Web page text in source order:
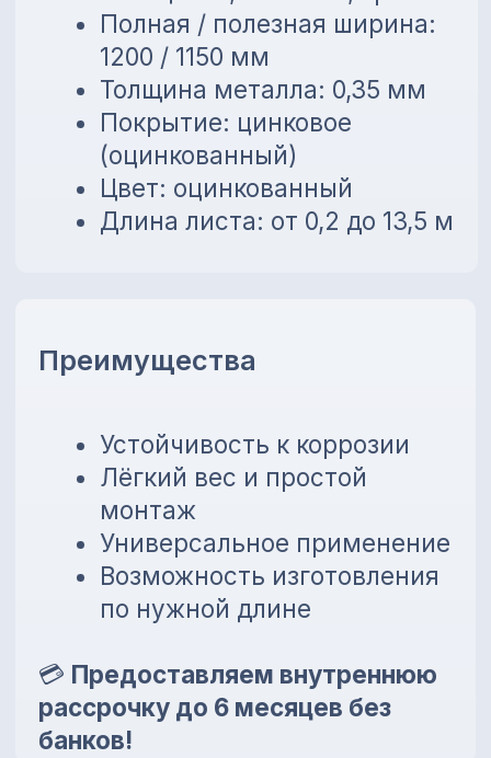
монтаж
Универсальное применение
Возможность изготовления
по нужной длине
Предоставляем внутреннюю
рассрочку до 6 месяцев без